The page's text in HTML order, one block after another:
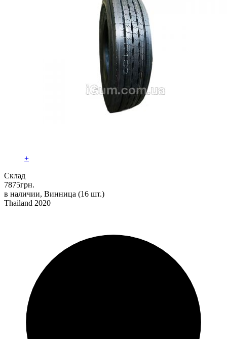
+
Склад
7875грн.
в наличии, Винница (16 шт.)
Thailand 2020